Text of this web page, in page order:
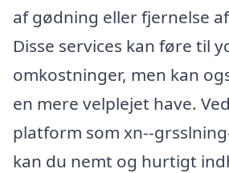
af gødning eller fjernelse
Disse services kan føre til
omkostninger, men kan
en mere velplejet have.
platform som xn--
kan du nemt og hurtigt